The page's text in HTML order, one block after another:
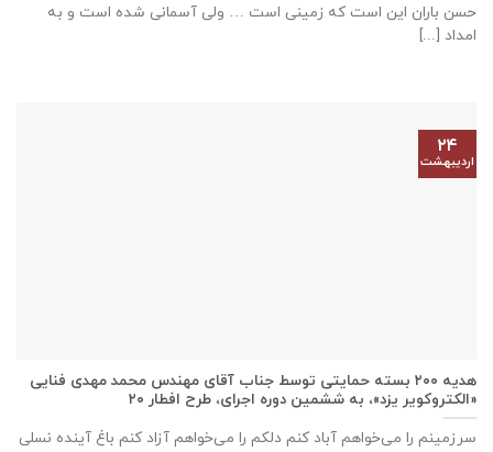
حسن باران این است که زمینی است … ولی آسمانی شده است و به
امداد [...]
هدیه ۲۰۰ بسته حمایتی توسط جناب آقای مهندس محمد مهدی فنایی
«الکتروکویر یزد»، به ششمین دوره اجرای، طرح افطار ۲۰
سرزمینم را می‌خواهم آباد کنم دلکم را می‌خواهم آزاد کنم باغ آینده نسلی
۲۴
اردیبهشت